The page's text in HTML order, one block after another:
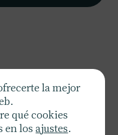
la mejor
qué cookies
en losajustes.